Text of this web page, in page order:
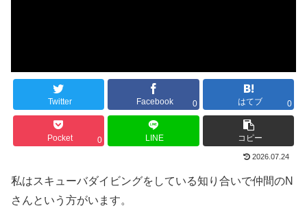
Twitter Facebook 0 はてブ 0
Pocket 0 LINE コピー
2026.07.24
私はスキューバダイビングをしている知り合いで仲間のN
さんという方がいます。